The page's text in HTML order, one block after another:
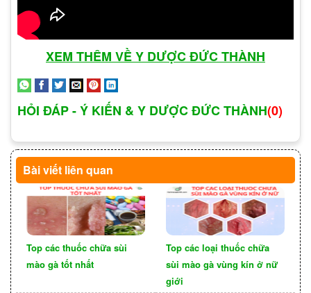
Ảnh hưởng của sùi mào gà ở
vùng kín nữ giới đối với đời
sống của người bệnh
Sùi mào gà ở vùng kín nữ giới, nếu không được
phát hiện và điều trị kịp thời, có thể gây ra những
tác hại nghiêm trọng như ảnh hưởng đến tâm sinh
lý người bệnh, gây stress và trầm cảm. Đời sống
tình dục cũng sẽ gặp vấn đề, gây suy giảm chức
năng sinh sản, vô sinh hoặc hiếm muộn.
XEM THÊM VỀ Y DƯỢC ĐỨC THÀNH
HỎI ĐÁP - Ý KIẾN & Y DƯỢC ĐỨC THÀNH(0)
Bài viết liên quan
Top các thuốc chữa sùi
mào gà tốt nhất
Top các loại thuốc chữa
sùi mào gà vùng kín ở nữ
giới